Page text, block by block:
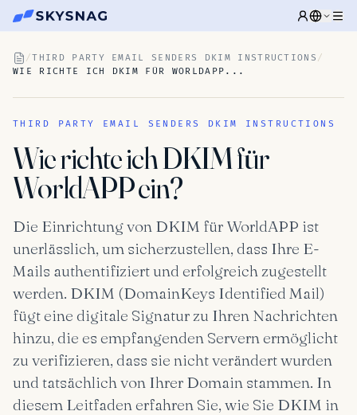
/THIRD PARTY EMAIL SENDERS DKIM INSTRUCTIONS /
WIE RICHTE ICH DKIM FÜR WORLDAPP...
THIRD PARTY EMAIL SENDERS DKIM INSTRUCTIONS
Wie richte ich DKIM für
WorldAPP ein?
Die Einrichtung von DKIM für WorldAPP ist
unerlässlich, um sicherzustellen, dass Ihre E-
Mails authentifiziert und erfolgreich zugestellt
werden. DKIM (DomainKeys Identified Mail)
fügt eine digitale Signatur zu Ihren Nachrichten
hinzu, die es empfangenden Servern ermöglicht
zu verifizieren, dass sie nicht verändert wurden
und tatsächlich von Ihrer Domain stammen. In
diesem Leitfaden erfahren Sie, wie Sie DKIM in